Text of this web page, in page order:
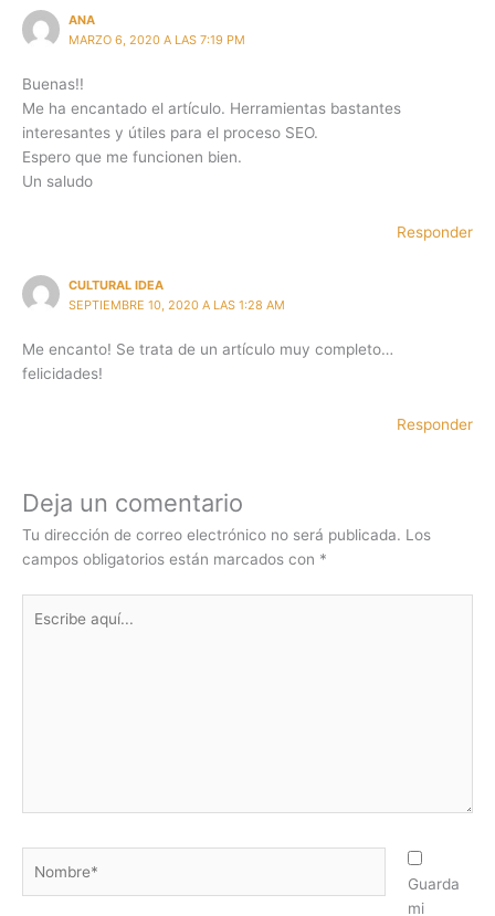
ANA
MARZO 6, 2020 A LAS 7:19 PM
Buenas!!
Me ha encantado el artículo. Herramientas bastantes
interesantes y útiles para el proceso SEO.
Espero que me funcionen bien.
Un saludo
Responder
CULTURAL IDEA
SEPTIEMBRE 10, 2020 A LAS 1:28 AM
Me encanto! Se trata de un artículo muy completo…
felicidades!
Responder
Deja un comentario
Tu dirección de correo electrónico no será publicada. Los
campos obligatorios están marcados con *
aquí...
Guarda
mi